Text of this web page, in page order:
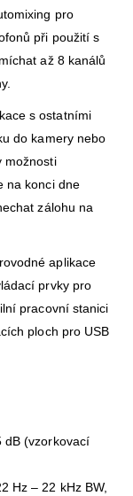
pro
při použití s
až 8 kanálů
s ostatními
do kamery nebo
možnosti
na konci dne
zálohu na
aplikace
prvky pro
pracovní stanici
ploch pro USB
dB (vzorkovací
Hz – 22 kHz BW,